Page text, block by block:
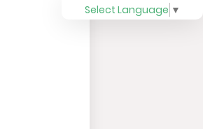
Select Language ▼